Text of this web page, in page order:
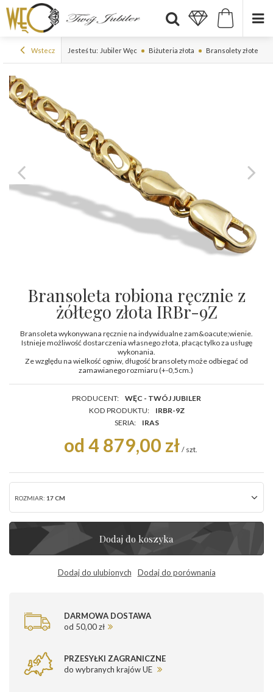
Wstecz Jesteś tu: Jubiler Węc Biżuteria złota Bransolety złote
Bransoleta robiona ręcznie z
żółtego złota IRBr-9Z
Bransoleta wykonywana ręcznie na indywidualne zam&oacute;wienie.
Istnieje możliwość dostarczenia własnego złota, płacąc tylko za usługę
wykonania.
Ze względu na wielkość ogniw, długość bransolety może odbiegać od
zamawianego rozmiaru (+-0,5cm.)
PRODUCENT:
WĘC - TWÓJ JUBILER
KOD PRODUKTU:
IRBR-9Z
SERIA:
IRAS
od 4 879,00 zł / szt.
ROZMIAR: 17 CM
Dodaj do koszyka
Dodaj do ulubionych Dodaj do porównania
DARMOWA DOSTAWA
od 50,00 zł
PRZESYŁKI ZAGRANICZNE
do wybranych krajów UE